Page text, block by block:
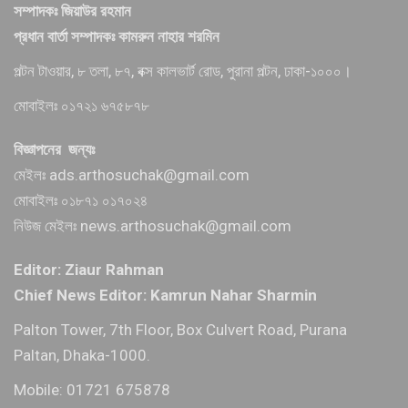
সম্পাদকঃ জিয়াউর রহমান
প্রধান বার্তা সম্পাদকঃ কামরুন নাহার শরমিন
পল্টন টাওয়ার, ৮ তলা, ৮৭, বক্স কালভার্ট রোড, পুরানা পল্টন, ঢাকা-১০০০।
মোবাইলঃ ০১৭২১ ৬৭৫৮৭৮
বিজ্ঞাপনের জন্যঃ
মেইলঃ ads.arthosuchak@gmail.com
মোবাইলঃ ০১৮৭১ ০১৭০২৪
নিউজ মেইলঃ news.arthosuchak@gmail.com
Editor: Ziaur Rahman
Chief News Editor: Kamrun Nahar Sharmin
Palton Tower, 7th Floor, Box Culvert Road, Purana
Paltan, Dhaka-1000.
Mobile: 01721 675878